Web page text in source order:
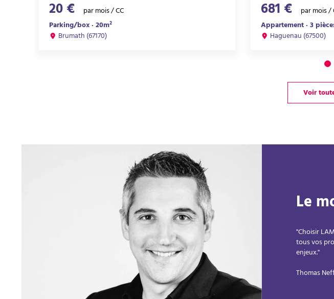
20 €
par mois / CC
Parking/box · 20m²
Brumath (67170)
681 €
par mois /
Appartement · 3
Haguenau (67500)
Voir
Le
"Choisir
tous vos
enjeux."
Thomas